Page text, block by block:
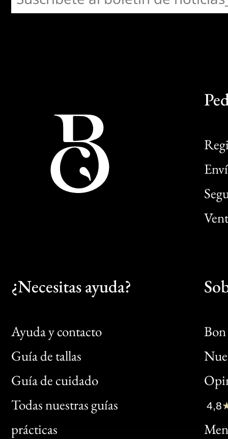
¿Necesitas ayuda?
Ayuda y contacto
Guía de tallas
Guía de cuidado
Todas nuestras guías
prácticas
Bon
Clic
Bon
4,8